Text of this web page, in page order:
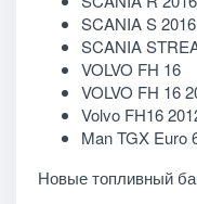
SCANIA S 2016
SCANIA
VOLVO FH 16
VOLVO FH 16
Volvo FH16
Man TGX Euro
Новые топливный